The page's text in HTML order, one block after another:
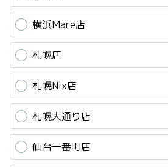
横浜Mare店
札幌店
札幌Nix店
札幌大通り店
仙台一番町店